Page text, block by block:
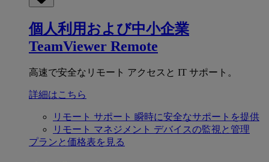
個人利用および中小企業
TeamViewer Remote
高速で安全なリモート アクセスと IT サポート。
詳細はこちら
リモート サポート 瞬時に安全なサポートを提供
リモート マネジメント デバイスの監視と管理
プランと価格表を見る